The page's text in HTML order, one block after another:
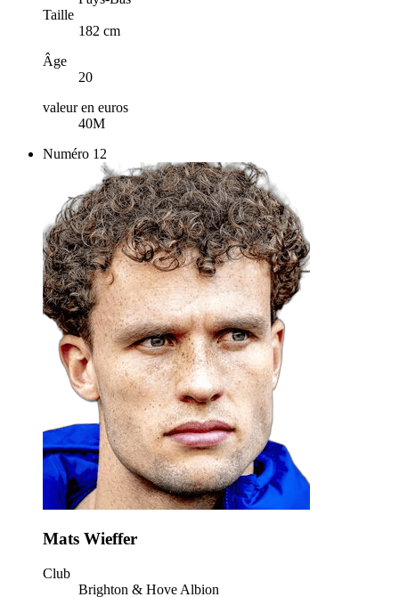
Taille
182 cm
Âge
20
valeur en euros
40M
Numéro 12
Mats Wieffer
Club
Brighton & Hove Albion